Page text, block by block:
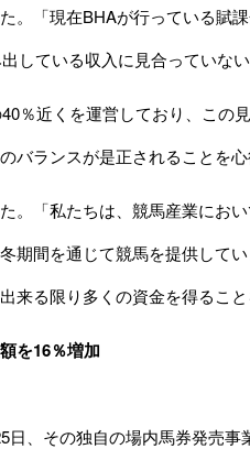
。「現在BHAが行っている賦
している収入に見合っていない
％近くを運営しており、この
バランスが是正されることを心
。「私たちは、競馬産業にお
期間を通じて競馬を提供して
来る限り多くの資金を得ること
を16％増加
、その独自の場内馬券発売